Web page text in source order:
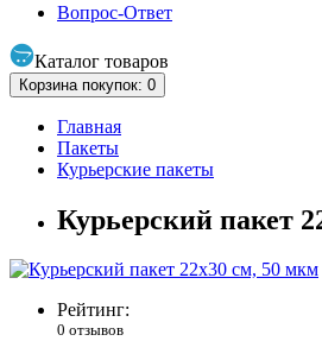
Вопрос-Ответ
Каталог товаров
Корзина покупок: 0
Главная
Пакеты
Курьерские пакеты
Курьерский пакет
Рейтинг:
0 отзывов